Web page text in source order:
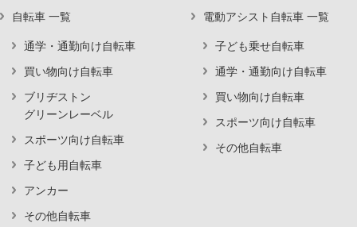
自転車 一覧
通学・通勤向け自転車
買い物向け自転車
ブリヂストン
グリーンレーベル
スポーツ向け自転車
子ども用自転車
アンカー
その他自転車
電動アシスト自転車 一覧
子ども乗せ自転車
通学・通勤向け自転車
買い物向け自転車
スポーツ向け自転車
その他自転車